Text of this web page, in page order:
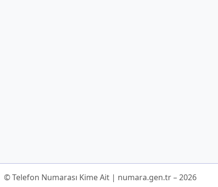
© Telefon Numarası Kime Ait | numara.gen.tr – 2026